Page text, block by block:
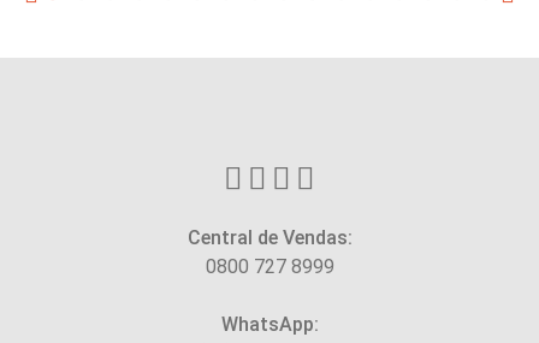
Central de Vendas:
0800 727 8999
WhatsApp: